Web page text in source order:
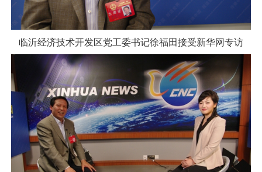
临沂经济技术开发区党工委书记徐福田接受新华网专访